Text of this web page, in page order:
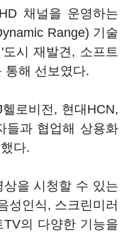
채널을 운영하는
Range) 기술
시 재발견, 소프트
통해 선보였다.
로비전, 현대HCN,
들과 협업해 상용화
다.
을 시청할 수 있는
성인식, 스크린미러
의 다양한 기능을